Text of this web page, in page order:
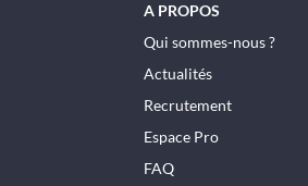
A PROPOS
Qui sommes-nous ?
Actualités
Recrutement
Espace Pro
FAQ